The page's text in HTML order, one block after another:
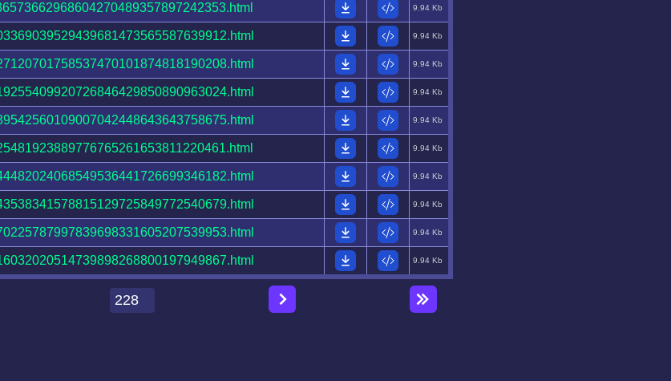
9.94 Kb
9.94 Kb
9.94 Kb
9.94 Kb
9.94 Kb
9.94 Kb
9.94 Kb
9.94 Kb
9.94 Kb
9.94 Kb